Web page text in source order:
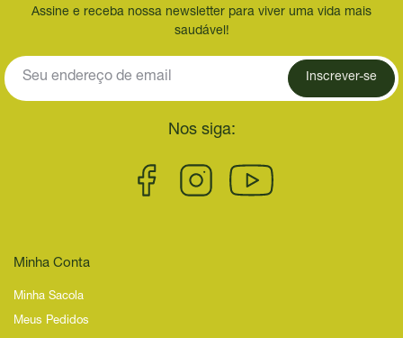
Assine e receba nossa newsletter para viver uma vida mais
saudável!
Inscrever-se
Nos siga:
Minha Conta
Minha Sacola
Meus Pedidos